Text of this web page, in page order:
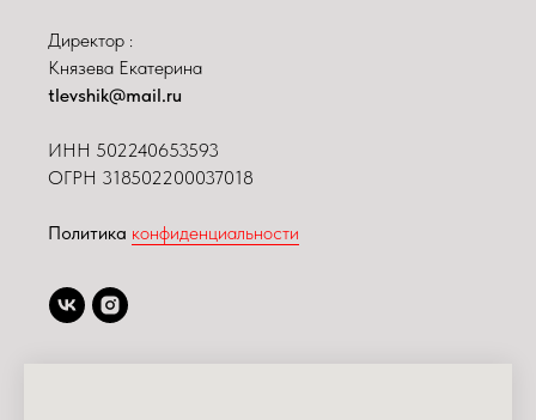
Директор :
Князева Екатерина
tlevshik@mail.ru
ИНН 502240653593
ОГРН 318502200037018
Политика конфиденциальности